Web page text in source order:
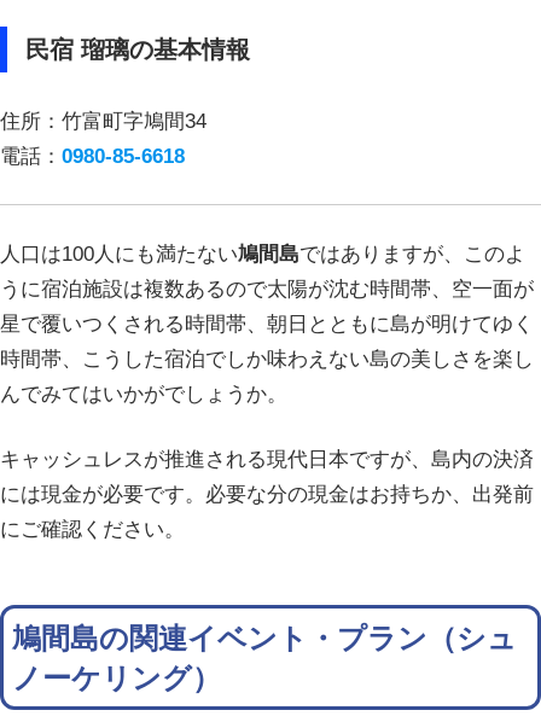
民宿 瑠璃の基本情報
住所：竹富町字鳩間34
電話： 0980-85-6618
人口は100人にも満たない鳩間島ではありますが、このよ
うに宿泊施設は複数あるので太陽が沈む時間帯、空一面が
星で覆いつくされる時間帯、朝日とともに島が明けてゆく
時間帯、こうした宿泊でしか味わえない島の美しさを楽し
んでみてはいかがでしょうか。
キャッシュレスが推進される現代日本ですが、島内の決済
には現金が必要です。必要な分の現金はお持ちか、出発前
にご確認ください。
鳩間島の関連イベント・プラン（シュ
ノーケリング）